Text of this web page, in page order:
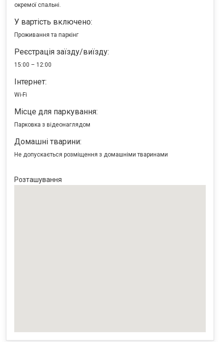
окремої спальні.
У вартість включено:
Проживання та паркінг
Реєстрація заїзду/виїзду:
15:00 – 12:00
Інтернет:
Wi-Fi
Місце для паркування:
Парковка з відеонаглядом
Домашні тварини:
Не допускається розміщення з домашніми тваринами
Розташування